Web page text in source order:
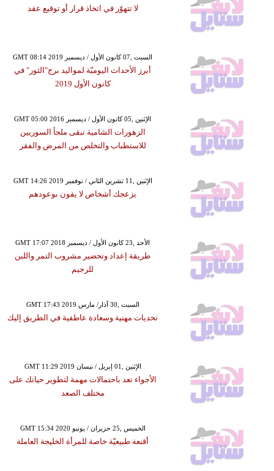
لا تتهوّر في اتخاذ قرار أو توقيع عقد
GMT 08:14 2019 السبت ,07 كانون الأول / ديسمبر
أبرز الأحداث اليوميّة لمواليد برج"الثور" في
كانون الأول 2019
GMT 05:00 2016 الإثنين ,05 كانون الأول / ديسمبر
الزهورات الشامية تبقى ملجأ السوريين
للاستطباب والتخلص من المرض والفقر
GMT 14:26 2019 الإثنين ,11 تشرين الثاني / نوفمبر
يزعجك أشخاص لا يفون بوعودهم
GMT 17:07 2018 الأحد ,23 كانون الأول / ديسمبر
طريقة إعداد وتحضير مشروب التمر واللبن
للرجيم
GMT 17:43 2019 السبت ,30 آذار/ مارس
تحديات مهنية وسعادة عاطفية في الطريق إليك
GMT 11:29 2019 الإثنين ,01 إبريل / نيسان
الأجواء تعد باحتمالات مهمة لتطوير حياتك على
مختلف الصعد
GMT 15:34 2020 الخميس ,25 حزيران / يونيو
أقنعة طبيعيّة خاصة للمرأة الخليجة العاملة